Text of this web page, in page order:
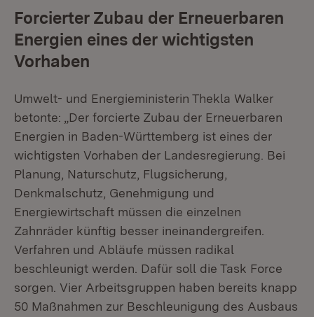
Forcierter Zubau der Erneuerbaren
Energien eines der wichtigsten
Vorhaben
Umwelt- und Energieministerin Thekla Walker
betonte: „Der forcierte Zubau der Erneuerbaren
Energien in Baden-Württemberg ist eines der
wichtigsten Vorhaben der Landesregierung. Bei
Planung, Naturschutz, Flugsicherung,
Denkmalschutz, Genehmigung und
Energiewirtschaft müssen die einzelnen
Zahnräder künftig besser ineinandergreifen.
Verfahren und Abläufe müssen radikal
beschleunigt werden. Dafür soll die Task Force
sorgen. Vier Arbeitsgruppen haben bereits knapp
50 Maßnahmen zur Beschleunigung des Ausbaus